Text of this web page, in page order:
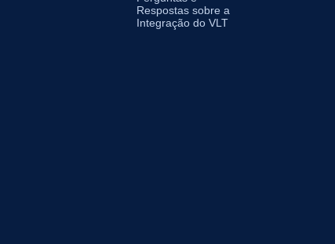
Respostas sobre a
Integração do VLT